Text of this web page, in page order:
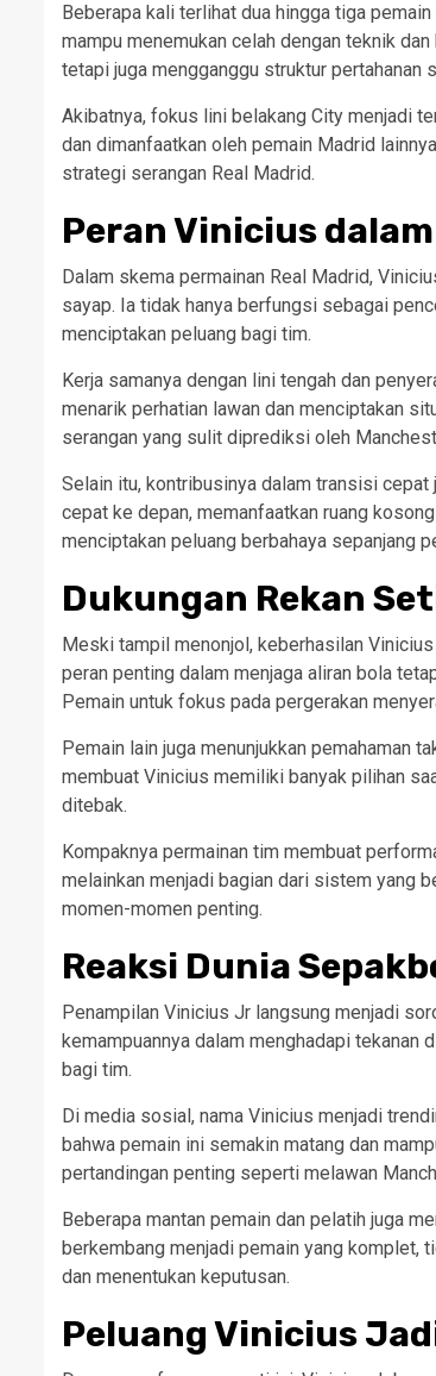
Beberapa kali terlihat dua hingga tiga
mampu menemukan celah dengan teknik
tetapi juga mengganggu struktur pertahanan
Akibatnya, fokus lini belakang City menjadi
dan dimanfaatkan oleh pemain Madrid
strategi serangan Real Madrid.
Peran Vinicius
Dalam skema permainan Real Madrid,
sayap. Ia tidak hanya berfungsi sebagai
menciptakan peluang bagi tim.
Kerja samanya dengan lini tengah dan
menarik perhatian lawan dan menciptakan
serangan yang sulit diprediksi oleh
Selain itu, kontribusinya dalam transisi
cepat ke depan, memanfaatkan ruang
menciptakan peluang berbahaya sepanjang
Dukungan Rekan
Meski tampil menonjol, keberhasilan
peran penting dalam menjaga aliran bola
Pemain untuk fokus pada pergerakan
Pemain lain juga menunjukkan pemahaman
membuat Vinicius memiliki banyak pilihan
ditebak.
Kompaknya permainan tim membuat
melainkan menjadi bagian dari sistem yang
momen-momen penting.
Reaksi Dunia
Penampilan Vinicius Jr langsung menjadi
kemampuannya dalam menghadapi
bagi tim.
Di media sosial, nama Vinicius menjadi
bahwa pemain ini semakin matang dan
pertandingan penting seperti melawan
Beberapa mantan pemain dan pelatih juga
berkembang menjadi pemain yang komplet,
dan menentukan keputusan.
Peluang Vinicius